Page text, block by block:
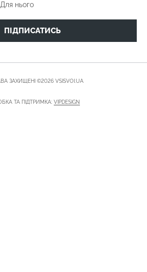
Для нього
ПІДПИСАТИСЬ
ЗАХИЩЕНІ ©2026 VSISVOI.UA
ТА ПІДТРИМКА: VIPDESIGN